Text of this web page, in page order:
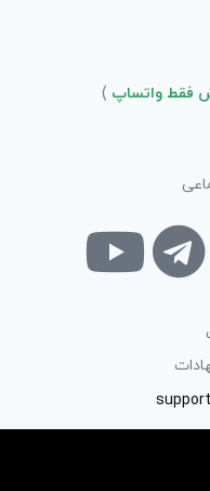
فقط واتساپ )